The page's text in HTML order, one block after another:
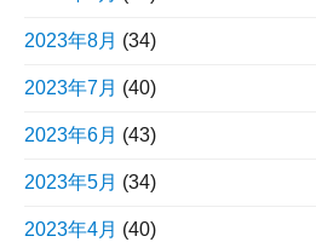
2023年8月 (34)
2023年7月 (40)
2023年6月 (43)
2023年5月 (34)
2023年4月 (40)